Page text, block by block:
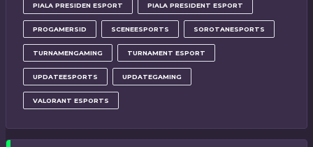
PIALA PRESIDEN ESPORT PIALA PRESIDENT ESPORT
PROGAMERSID SCENEESPORTS SOROTANESPORTS
TURNAMENGAMING TURNAMENT ESPORT
UPDATEESPORTS UPDATEGAMING
VALORANT ESPORTS